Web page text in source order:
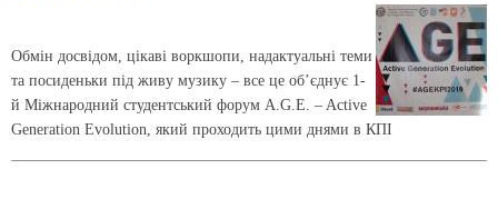
Обмін досвідом, цікаві воркшопи, надактуальні теми
та посиденьки під живу музику – все це об’єднує 1-
й Міжнародний студентський форум A.G.E. – Active
Generation Evolution, який проходить цими днями в КПІ